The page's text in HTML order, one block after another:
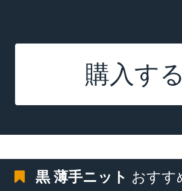
購入する
黒 薄手ニット おすす